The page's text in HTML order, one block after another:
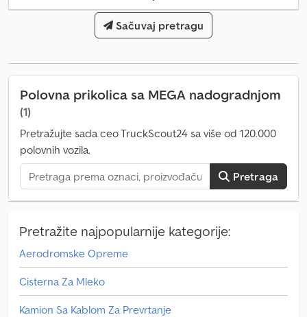
Dobro stanje, uključujući dodatnu opremu: sigurnosni pojasevi,
zaštitnici ivica itd. Dodpfsx I Rftex Adyekr Oprema: podizni krov,
sanduk za palete, nerđajući čelični sanduk ispod podnice, 3
Sačuvaj pretragu
Polovna prikolica sa MEGA nadogradnjom
(1)
Pretražujte sada ceo TruckScout24 sa više od 120.000
polovnih vozila.
Pretraga
Pretražite najpopularnije kategorije:
Aerodromske Opreme
Cisterna Za Mleko
Kamion Sa Kablom Za Prevrtanje